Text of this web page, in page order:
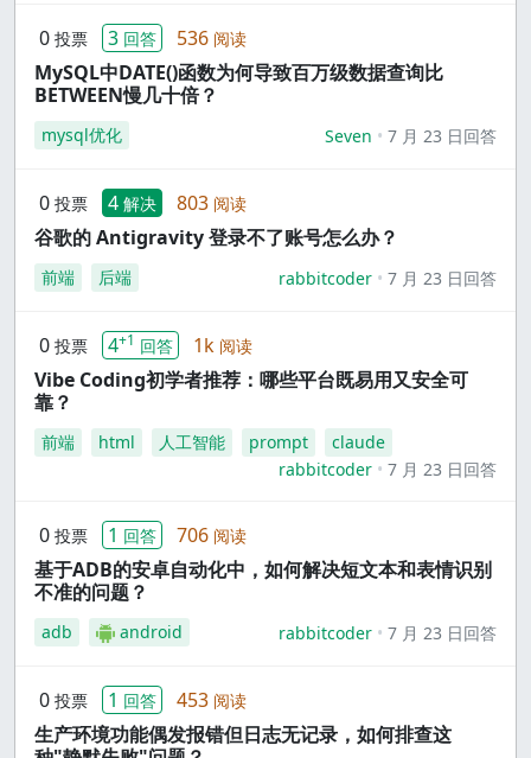
0 投票 3 回答 536 阅读
MySQL中DATE()函数为何导致百万级数据查询比
BETWEEN慢几十倍？
mysql优化 Seven 7 月 23 日回答
0 投票 4 解决 803 阅读
谷歌的 Antigravity 登录不了账号怎么办？
前端 后端 rabbitcoder 7 月 23 日回答
0 投票 4+1 回答 1k 阅读
Vibe Coding初学者推荐：哪些平台既易用又安全可
靠？
前端 html 人工智能 prompt
claude
rabbitcoder
7 月 23 日回答
0 投票 1 回答 706 阅读
基于ADB的安卓自动化中，如何解决短文本和表情识别
不准的问题？
adb android rabbitcoder 7 月 23 日回答
0 投票 1 回答 453 阅读
生产环境功能偶发报错但日志无记录，如何排查这